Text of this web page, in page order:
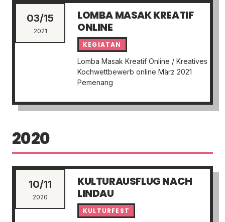
03/15
2021
LOMBA MASAK KREATIF
ONLINE
KEGIATAN
Lomba Masak Kreatif Online / Kreatives
Kochwettbewerb online März 2021
Pemenang
2020
10/11
2020
KULTURAUSFLUG NACH
LINDAU
KULTURFEST